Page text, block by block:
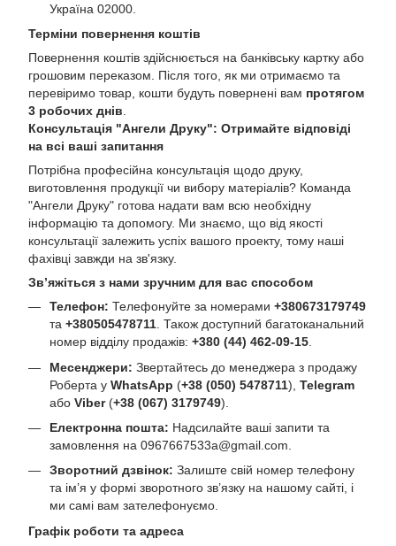
Україна 02000.
Терміни повернення коштів
Повернення коштів здійснюється на банківську картку або
грошовим переказом. Після того, як ми отримаємо та
перевіримо товар, кошти будуть повернені вам протягом
3 робочих днів.
Консультація "Ангели Друку": Отримайте відповіді
на всі ваші запитання
Потрібна професійна консультація щодо друку,
виготовлення продукції чи вибору матеріалів? Команда
"Ангели Друку" готова надати вам всю необхідну
інформацію та допомогу. Ми знаємо, що від якості
консультації залежить успіх вашого проекту, тому наші
фахівці завжди на зв'язку.
Зв’яжіться з нами зручним для вас способом
Телефон: Телефонуйте за номерами +380673179749
та +380505478711. Також доступний багатоканальний
номер відділу продажів: +380 (44) 462-09-15.
Месенджери: Звертайтесь до менеджера з продажу
Роберта у WhatsApp (+38 (050) 5478711), Telegram
або Viber(+38 (067) 3179749).
Електронна пошта: Надсилайте ваші запити та
замовлення на 0967667533a@gmail.com
Зворотний дзвінок: Залиште свій номер телефону
та ім’я у формі зворотного зв’язку на нашому сайті, і
ми самі вам зателефонуємо.
Графік роботи та адреса